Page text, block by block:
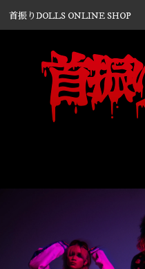
首振りDOLLS ONLINE SHOP